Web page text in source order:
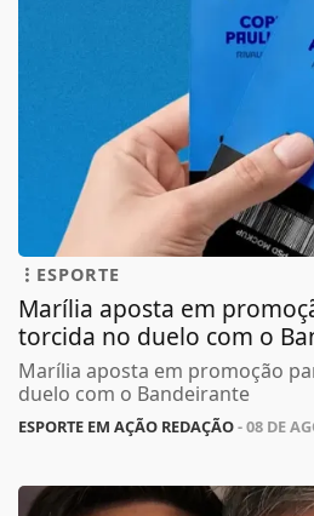
ESPORTE
Marília aposta em
torcida no duelo com o
Marília aposta em promoção
duelo com o Bandeirante
ESPORTE EM AÇÃO REDAÇÃO- 08 DE